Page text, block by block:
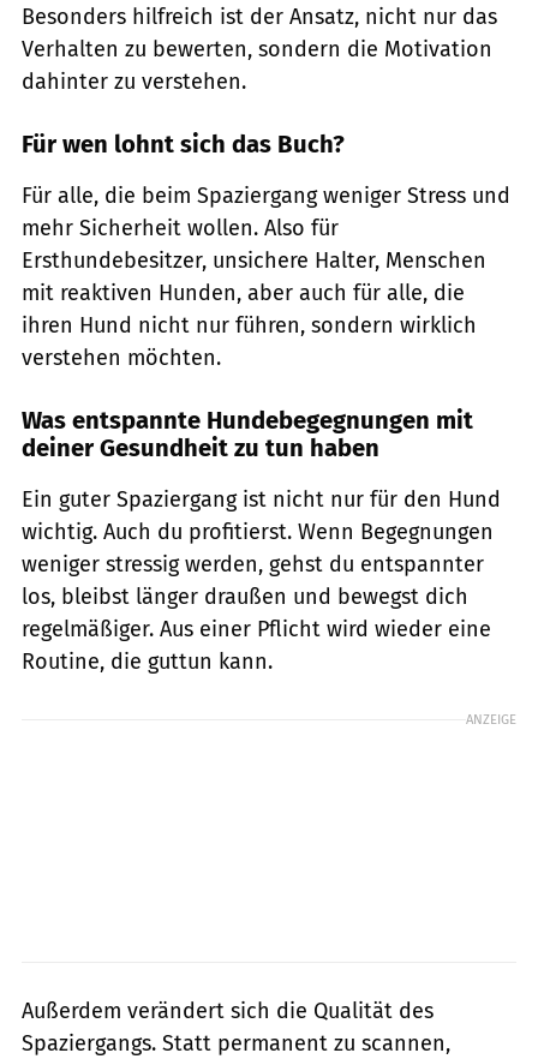
Besonders hilfreich ist der Ansatz, nicht nur das
Verhalten zu bewerten, sondern die Motivation
dahinter zu verstehen.
Für wen lohnt sich das Buch?
Für alle, die beim Spaziergang weniger Stress und
mehr Sicherheit wollen. Also für
Ersthundebesitzer, unsichere Halter, Menschen
mit reaktiven Hunden, aber auch für alle, die
ihren Hund nicht nur führen, sondern wirklich
verstehen möchten.
Was entspannte Hundebegegnungen mit
deiner Gesundheit zu tun haben
Ein guter Spaziergang ist nicht nur für den Hund
wichtig. Auch du profitierst. Wenn Begegnungen
weniger stressig werden, gehst du entspannter
los, bleibst länger draußen und bewegst dich
regelmäßiger. Aus einer Pflicht wird wieder eine
Routine, die guttun kann.
ANZEIGE
Außerdem verändert sich die Qualität des
Spaziergangs. Statt permanent zu scannen,